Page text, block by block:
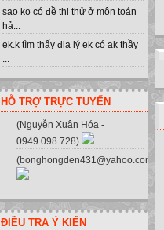
sao ko có đề thi thử ở môn toán
hả...
ek.k tìm thấy địa lý ek có ak thầy
...
HỖ TRỢ TRỰC TUYẾN
(Nguyễn Xuân Hóa -
0949.098.728)
(bonghongden431@yahoo.com.vn)
ĐIỀU TRA Ý KIẾN